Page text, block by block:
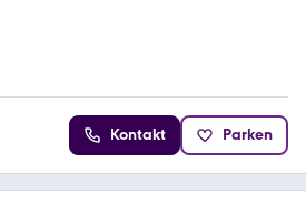
Kontakt Parken